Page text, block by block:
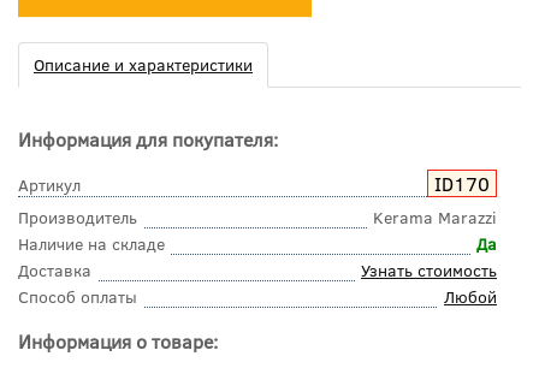
Описание и характеристики
Информация для покупателя:
Артикул ID170
Производитель
Kerama Marazzi
Наличие на складе
Да
Доставка
Узнать стоимость
Способ оплаты
Любой
Информация о товаре: